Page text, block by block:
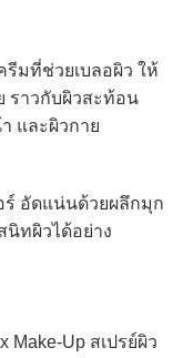
รีมที่ช่วยเบลอผิว ให้
ราวกับผิวสะท้อน
และผิวกาย
ร์ อัดแน่นด้วยผลึกมุก
นิทผิวได้อย่าง
Up สเปรย์ผิว